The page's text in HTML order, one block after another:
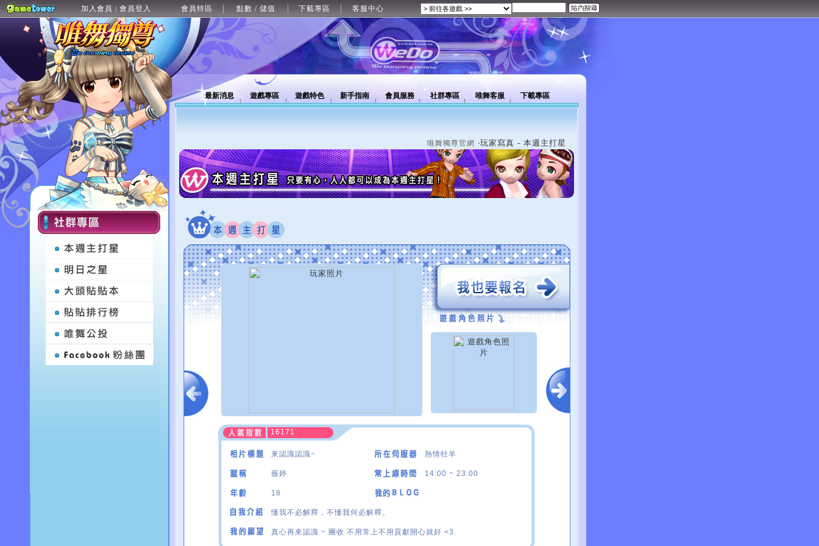
加入會員 | 會員登入 會員特區 點數 / 儲值 下載專區 客服中心
最新消息 遊戲專區 遊戲特色 新手指南 會員服務 社群專區 唯舞客服 下載專區
唯舞獨尊官網 ‧玩家寫真 - 本週主打星
16171
來認識認識~ 熱情牡羊
薇婷 14:00 ~ 23:00
18
懂我不必解釋，不懂我何必解釋。
真心再來認識 ~ 團收 不用常上不用貢獻開心就好 <3.